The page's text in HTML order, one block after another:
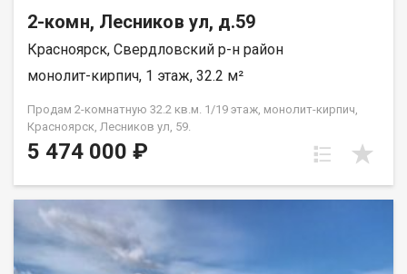
2-комн, Лесников ул, д.59
Красноярск, Свердловский р-н район
монолит-кирпич, 1 этаж, 32.2 м²
Продам 2-комнатную 32.2 кв.м. 1/19 этаж, монолит-кирпич,
Красноярск, Лесников ул, 59.
5 474 000 ₽